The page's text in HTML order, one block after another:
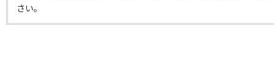
さい。